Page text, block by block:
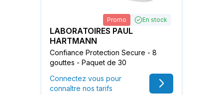
Promo En stock
LABORATOIRES PAUL
HARTMANN
Confiance Protection Secure - 8
gouttes - Paquet de 30
Connectez vous pour
connaître nos tarifs